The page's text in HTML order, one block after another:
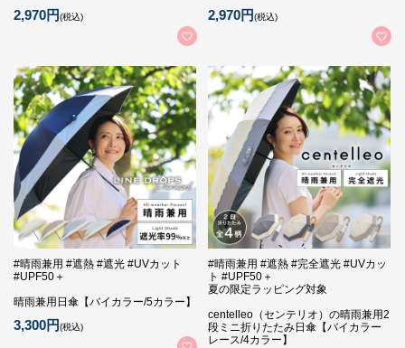
2,970円(税込) 2,970円(税込)
#晴雨兼用 #遮熱 #遮光 #UVカット
#UPF50＋
晴雨兼用日傘【バイカラー/5カラー】
3,300円(税込)
#晴雨兼用 #遮熱 #完全遮光 #UVカッ
ト #UPF50＋
夏の限定ラッピング対象
centelleo（センテリオ）の晴雨兼用2
段ミニ折りたたみ日傘【バイカラー
レース/4カラー】